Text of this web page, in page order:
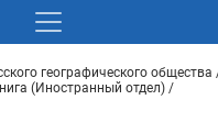
географического общества
(Иностранный отдел)